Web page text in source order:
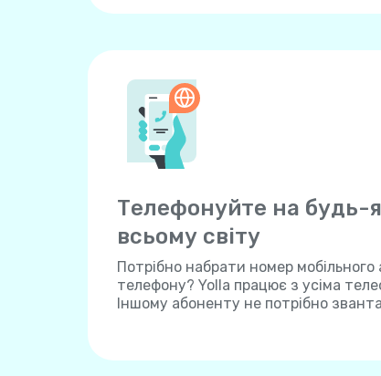
Телефонуйте на будь-
всьому світу
Потрібно набрати номер мобільного
телефону? Yolla працює з усіма
Іншому абоненту не потрібно